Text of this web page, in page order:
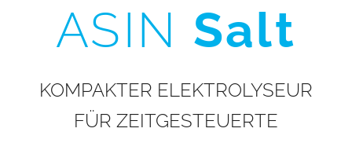
ASIN Salt
KOMPAKTER ELEKTROLYSEUR
FÜR ZEITGESTEUERTE